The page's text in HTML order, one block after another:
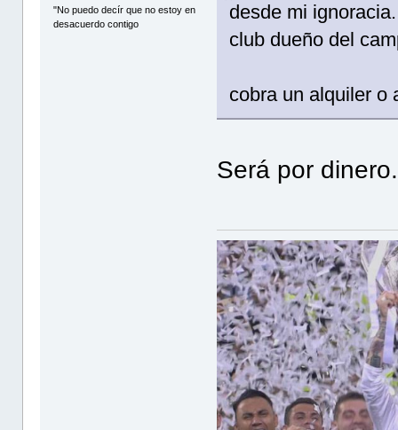
"No puedo decír que no estoy en
desacuerdo contigo
desde mi
club dueño del
cobra un alquiler o
Será por